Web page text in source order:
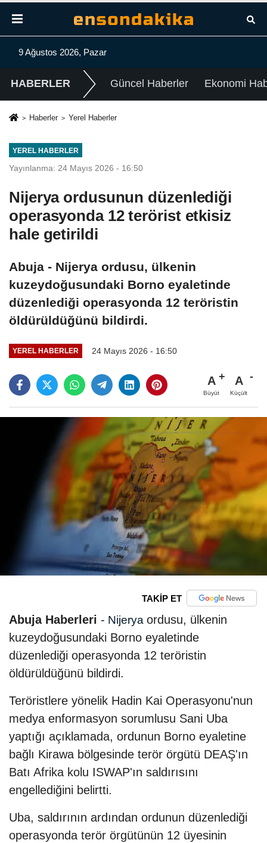
9 Ağustos 2026, Pazar
HABERLER Güncel Haberler Ekonomi
Haberler Yerel Haberler
YEREL HABERLER
Yayınlanma: 24 Mayıs 2026 - 16:50
Nijerya ordusunun düzenlediği
operasyonda 12 terörist etkisiz
hale getirildi
Abuja - Nijerya ordusu, ülkenin
kuzeydoğusundaki Borno eyaletinde
düzenlediği operasyonda 12 teröristin
öldürüldüğünü bildirdi.
YEREL HABERLER 24 Mayıs 2026 - 16:50
A
Büyüt
A
Küçült
TAKİP ET
Abuja Haberleri - Nijerya ordusu, ülkenin
kuzeydoğusundaki Borno eyaletinde
düzenlediği operasyonda 12 teröristin
öldürüldüğünü bildirdi.
Teröristlere yönelik Hadin Kai Operasyonu'nun
medya enformasyon sorumlusu Sani Uba
yaptığı açıklamada, ordunun Borno eyaletine
bağlı Kirawa bölgesinde terör örgütü DEAŞ'ın
Batı Afrika kolu ISWAP'ın saldırısını
engellediğini belirtti.
Uba, saldırının ardından ordunun düzenlediği
operasyonda terör örgütünün 12 üyesinin